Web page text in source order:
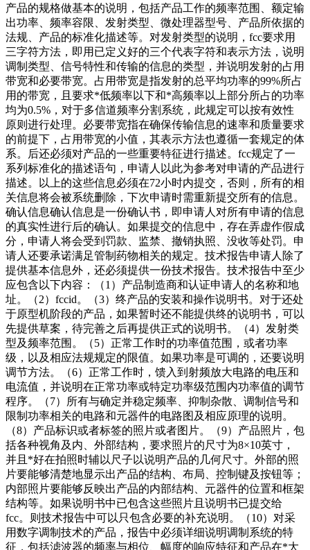
产品的规格做基本的说明，包括产品工作的频率范围、额定输
出功率、频率容限、发射类型、微处理器型号、产品所依据的
法规、产品的标准化描述等。对发射类型的说明，fcc要求用
三字符方法，即用已定义好的三个代表字符和表示方法，说明
调制类型、信号特性和传输的信息的类型，并说明发射的占用
带宽和必要带宽。占用带宽是指发射的总平均功率的99%所占
用的带宽，且要求*低频率以下和*高频率以上部分所占的功率
均为0.5%，对于多信道频率分割系统，此规定可以按有效性
原则进行处理。必要带宽指在确保传输信息的速率和质量要求
的前提下，占用带宽的小值，其表示方法也遵循一套规定的体
系。后还必须对产品的一些重要特征进行描述。fcc规定了一
系列标准化的描述语句，申请人以此为参考对申请的产品进行
描述。以上的这些信息必须在72小时内提交，否则，所有的相
关信息将会被系统删除，下次申请时需重新提交所有的信息。
确认信息确认信息是一份确认书，即申请人对所有申请的信息
的真实性进行后的确认。如果提交的信息中，存在弄虚作假成
分，申请人将会受到罚款、监禁、撤销执照、没收等处罚。申
请人还要承诺满足管制药物相关的规定。技术报告申请人除了
提供基本信息外，还必须提供一份技术报告。技术报告中至少
应包含以下内容：（1）产品制造商和认证申请人的名称和地
址。（2）fccid。（3）终产品的安装和操作说明书。对于还处
于原型机阶段的产品，如果暂时还不能提供终的说明书，可以
先提供草案，待完善之后再提供正式的说明书。（4）发射类
型及频率范围。（5）正常工作时的功率值范围，或者功率
级，以及相应法规规定的限值。如果功率是可调的，还要说明
调节方法。（6）正常工作时，馈入到射频放大电路的电压和
电流值，并说明在正常功率或特定功率级范围内功率值的调节
程序。（7）所有与确定并稳定频率、抑制杂散、调制信号和
限制功率相关的电路和元器件的电路图及相应原理的说明。
（8）产品标识或者标签的照片或者图片。（9）产品照片，包
括各种视角及内、外部结构，要求照片的尺寸为8×10英寸，
并且*好在拍照时辅以尺子以说明产品的几何尺寸。外部的照
片要能够清楚地显示出产品的结构、布局、控制键及按钮等；
内部照片要能够反映出产品的内部结构、元器件的位置和框架
结构等。如果说明书中已包含这些照片且说明书已提交给
fcc。则技术报告中可以只包含必要的补充说明。（10）对采
用数字调制技术的产品，报告中必须详细说明调制系统的特
征，包括滤波器的频率与相位、幅度的响应特征和产品在*大